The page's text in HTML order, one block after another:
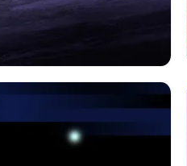
クラウド Sf 星 紫の